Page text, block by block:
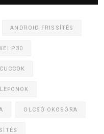
ANDROID FRISSÍTÉS
P30
OLCSÓ OKOSÓRA